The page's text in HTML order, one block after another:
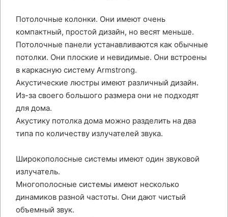
Потолочные колонки. Они имеют очень
компактный, простой дизайн, но весят меньше.
Потолочные панели устанавливаются как обычные
потолки. Они плоские и невидимые. Они встроены
в каркасную систему Armstrong.
Акустические люстры имеют различный дизайн.
Из-за своего большого размера они не подходят
для дома.
Акустику потолка дома можно разделить на два
типа по количеству излучателей звука.
Широкополосные системы имеют один звуковой
излучатель.
Многополосные системы имеют несколько
динамиков разной частоты. Они дают чистый
объемный звук.